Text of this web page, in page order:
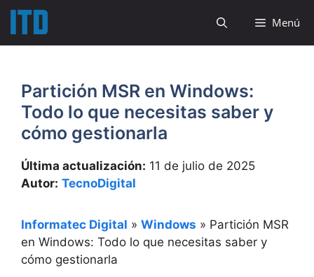
Saltar
contenido
Menú
Partición MSR en Windows:
Todo lo que necesitas saber y
cómo gestionarla
Última actualización: 11 de julio de 2025
Autor: TecnoDigital
Informatec Digital » Windows » Partición MSR
en Windows: Todo lo que necesitas saber y
cómo gestionarla